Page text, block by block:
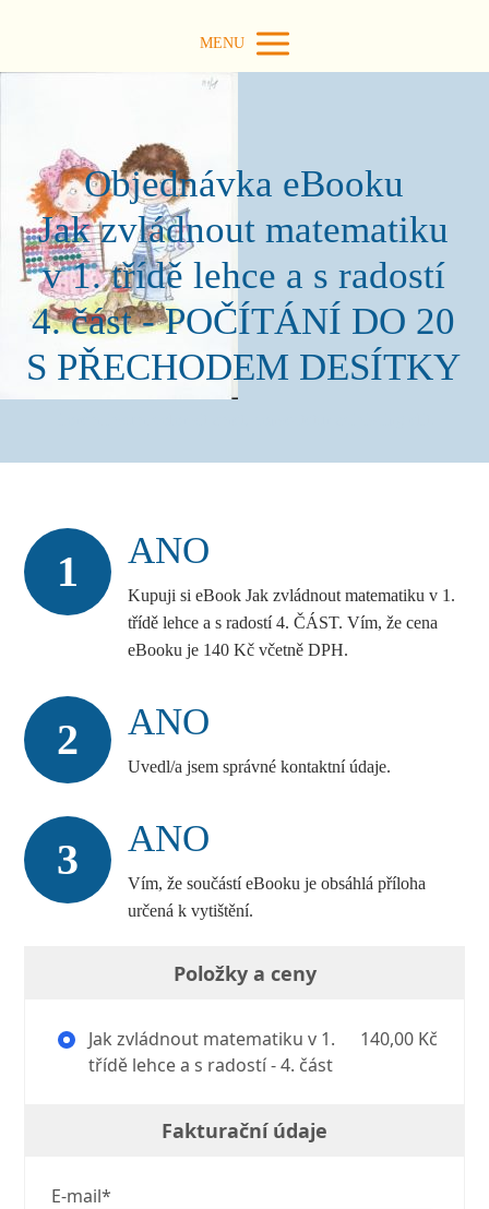
MENU
Objednávka eBooku
Jak zvládnout matematiku
v 1. třídě lehce a s radostí
4. část - POČÍTÁNÍ DO 20
S PŘECHODEM DESÍTKY
1 ANO
Kupuji si eBook Jak zvládnout matematiku v 1.
třídě lehce a s radostí 4. ČÁST. Vím, že cena
eBooku je 140 Kč včetně DPH.
2 ANO
Uvedl/a jsem správné kontaktní údaje.
3 ANO
Vím, že součástí eBooku je obsáhlá příloha
určená k vytištění.
Položky a ceny
Jak zvládnout matematiku v 1.
třídě lehce a s radostí - 4. část
140,00 Kč
Fakturační údaje
E-mail*